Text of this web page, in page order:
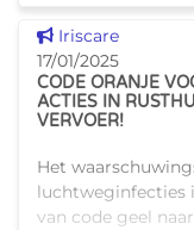
Dit nieuws tonen
Iriscare
17/01/2025
CODE ORANJE
ACTIES IN
VERVOER!
Het
luchtweginfecties
van code geel